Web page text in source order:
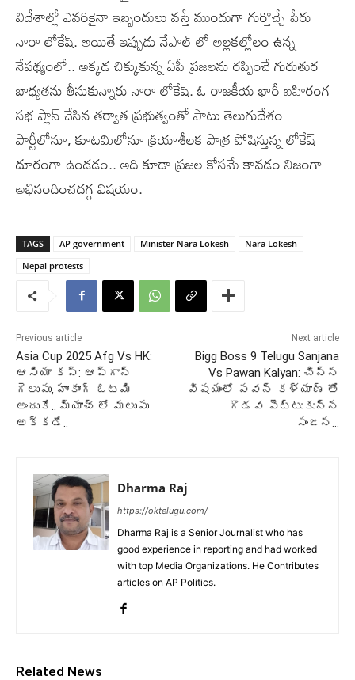
విదేశాల్లో ఎవరికైనా ఇబ్బందులు వస్తే ముందుగా గుర్తొచ్చే పేరు
నారా లోకేష్. అయితే ఇప్పుడు నేపాల్ లో అల్లకల్లోలం ఉన్న
నేపథ్యంలో.. అక్కడ చిక్కుకున్న ఏపీ ప్రజలను రప్పించే గురుతుర
బాధ్యతను తీసుకున్నారు నారా లోకేష్. ఓ రాజకీయ భారీ బహిరంగ
సభ ప్లాన్ చేసిన తర్వాత ప్రభుత్వంతో పాటు తెలుగుదేశం
పార్టీలోనూ, కూటమిలోనూ క్రియాశీలక పాత్ర పోషిస్తున్న లోకేష్
దూరంగా ఉండడం.. అది కూడా ప్రజల కోసమే కావడం నిజంగా
అభినందించదగ్గ విషయం.
TAGS AP government Minister Nara Lokesh
Nara Lokesh
Nepal protests
Previous article
Asia Cup 2025 Afg Vs HK:
ఆసియా కప్: ఆప్గాన్
గెలుపు, హాంకాంగ్ ఓటమి
అందుకే.. మ్యాచ్ లో మలుపు
అక్కడే..
Next article
Bigg Boss 9 Telugu Sanjana
Vs Pawan Kalyan: చిన్న
విషయంలో పవన్ కళ్యాణ్ తో
గొడవ పెట్టుకున్న
సంజన…
Dharma Raj
https://oktelugu.com/
Dharma Raj is a Senior Journalist who has
good experience in reporting and had worked
with top Media Organizations. He Contributes
articles on AP Politics.
Related News